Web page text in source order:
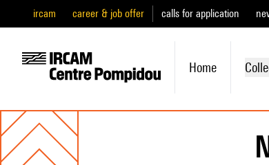
ircam career & job offer calls for application
Home